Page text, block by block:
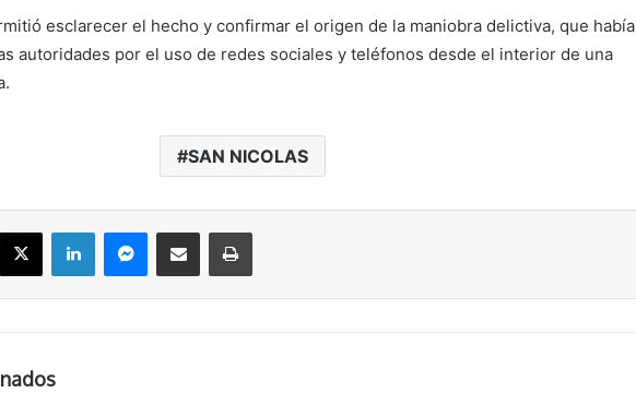
esclarecer el hecho y confirmar el origen de la maniobra delictiva, que había
autoridades por el uso de redes sociales y teléfonos desde el interior de una
SAN NICOLAS
X LinkedIn Compartir vía correo electrónico